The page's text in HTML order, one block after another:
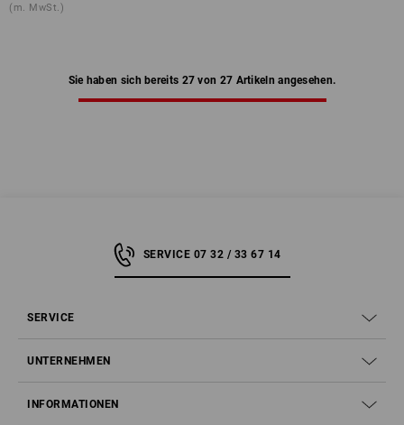
(m. MwSt.)
Sie haben sich bereits 27 von 27 Artikeln angesehen.
SERVICE 07 32 / 33 67 14
SERVICE
UNTERNEHMEN
INFORMATIONEN